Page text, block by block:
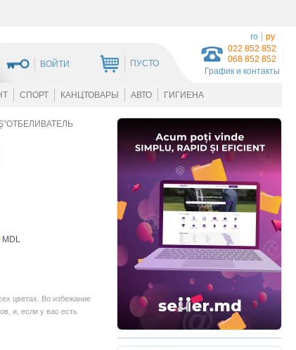
022 852 852
068 852 852
График и контакты
ВОЙТИ ПУСТО
ro ру
СПОРТ КАНЦТОВАРЫ АВТО ГИГИЕНА
MDL
цветах. Во избежание
и, если у вас есть